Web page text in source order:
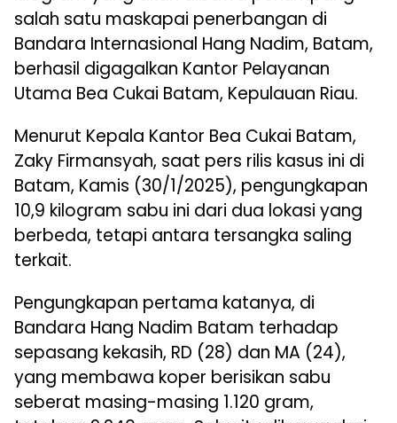
salah satu maskapai penerbangan di
Bandara Internasional Hang Nadim, Batam,
berhasil digagalkan Kantor Pelayanan
Utama Bea Cukai Batam, Kepulauan Riau.
Menurut Kepala Kantor Bea Cukai Batam,
Zaky Firmansyah, saat pers rilis kasus ini di
Batam, Kamis (30/1/2025), pengungkapan
10,9 kilogram sabu ini dari dua lokasi yang
berbeda, tetapi antara tersangka saling
terkait.
Pengungkapan pertama katanya, di
Bandara Hang Nadim Batam terhadap
sepasang kekasih, RD (28) dan MA (24),
yang membawa koper berisikan sabu
seberat masing-masing 1.120 gram,